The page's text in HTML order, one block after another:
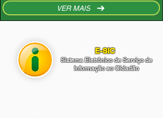
VER MAIS
E-SIC
Sistema Eletrônico de Serviço de
Informação ao Cidadão